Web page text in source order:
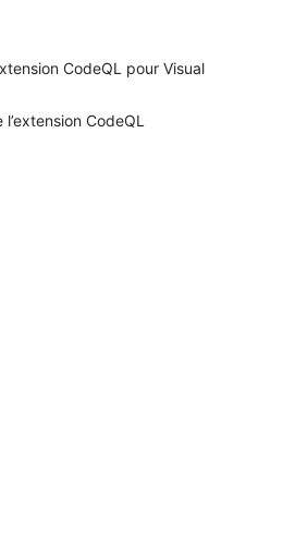
CodeQL pour Visual
CodeQL